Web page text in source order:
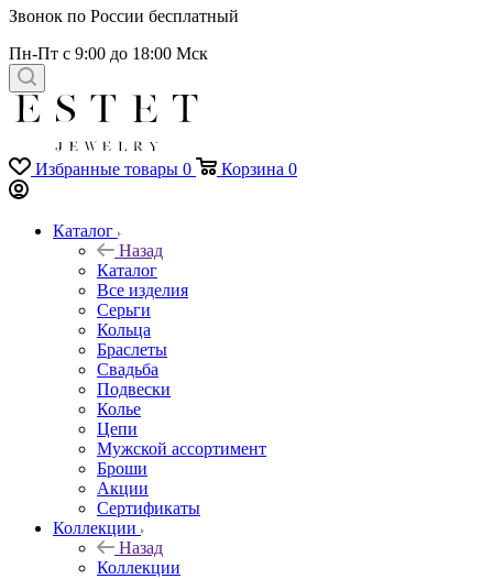
Звонок по России бесплатный
Пн-Пт с 9:00 до 18:00 Мск
Избранные товары 0 Корзина 0
Каталог
Назад
Каталог
Все изделия
Серьги
Кольца
Браслеты
Свадьба
Подвески
Колье
Цепи
Мужской ассортимент
Броши
Акции
Сертификаты
Коллекции
Назад
Коллекции